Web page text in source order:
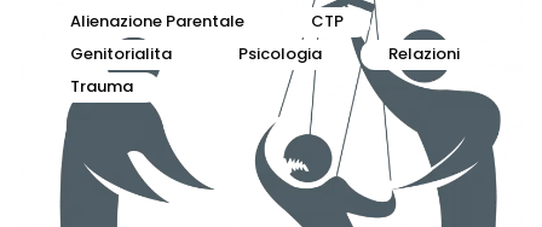
Alienazione Parentale
CTP
Genitorialita
Psicologia
Relazioni
Trauma